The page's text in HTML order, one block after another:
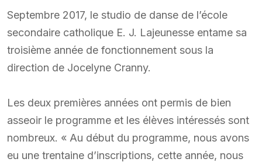
Septembre 2017, le studio de danse de l’école
secondaire catholique E. J. Lajeunesse entame sa
troisième année de fonctionnement sous la
direction de Jocelyne Cranny.
Les deux premières années ont permis de bien
asseoir le programme et les élèves intéressés sont
nombreux. « Au début du programme, nous avons
eu une trentaine d’inscriptions, cette année, nous